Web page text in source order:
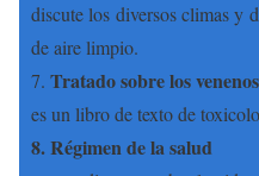
discute los diversos climas y
de aire limpio.
7. Tratado sobre los
es un libro de texto de
8. Régimen de la salud